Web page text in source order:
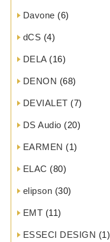
Davone (6)
dCS (4)
DELA(16)
DENON (68)
DEVIALET (7)
DS Audio (20)
EARMEN (1)
ELAC (80)
elipson (30)
EMT (11)
ESSECI DESIGN (1)